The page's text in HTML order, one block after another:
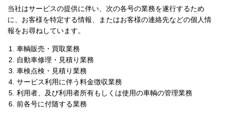
当社はサービスの提供に伴い、次の各号の業務を遂行するため
に、お客様を特定する情報、またはお客様の連絡先などの個人情
報をお尋ねしています。
車輌販売・買取業務
自動車修理・見積り業務
車検点検・見積り業務
サービス利用に伴う料金徴収業務
利用者、及び利用者所有もしくは使用の車輌の管理業務
前各号に付随する業務